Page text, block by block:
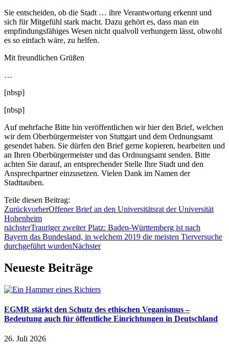
Sie entscheiden, ob die Stadt … ihre Verantwortung erkennt und
sich für Mitgefühl stark macht. Dazu gehört es, dass man ein
empfindungsfähiges Wesen nicht qualvoll verhungern lässt, obwohl
es so einfach wäre, zu helfen.
Mit freundlichen Grüßen
…
[nbsp]
[nbsp]
Auf mehrfache Bitte hin veröffentlichen wir hier den Brief, welchen
wir dem Oberbürgermeister von Stuttgart und dem Ordnungsamt
gesendet haben. Sie dürfen den Brief gerne kopieren, bearbeiten und
an Ihren Oberbürgermeister und das Ordnungsamt senden. Bitte
achten Sie darauf, an entsprechenderStelle Ihre Stadt und den
Ansprechpartner einzusetzen. Vielen Dank im Namen der
Stadttauben.
Teile diesen Beitrag:
ZurückvorherOffener Brief an den Universitätsrat der Universität
Hohenheim
nächsterTrauriger zweiter Platz: Baden-Württemberg ist nach
Bayern das Bundesland, in welchem 2019 die meisten Tierversuche
durchgeführt wurdenNächster
Neueste Beiträge
EGMR stärkt den Schutz des ethischen Veganismus –
Bedeutung auch für öffentliche Einrichtungen in Deutschland
26. Juli 2026